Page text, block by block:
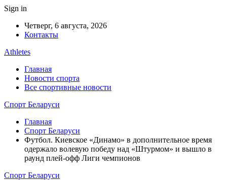
Sign in
Четверг, 6 августа, 2026
Контакты
Athletes
Главная
Новости спорта
Все спортивные новости
Спорт Беларуси
Главная
Спорт Беларуси
Футбол. Киевское «Динамо» в дополнительное время
одержало волевую победу над «Штурмом» и вышло в
раунд плей-офф Лиги чемпионов
Спорт Беларуси